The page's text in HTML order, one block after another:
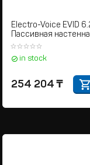
Electro-Voice EVID
Пассивная
акустическая
in stock
254 204 ₸